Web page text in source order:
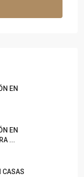
EN
EN
...
CASAS